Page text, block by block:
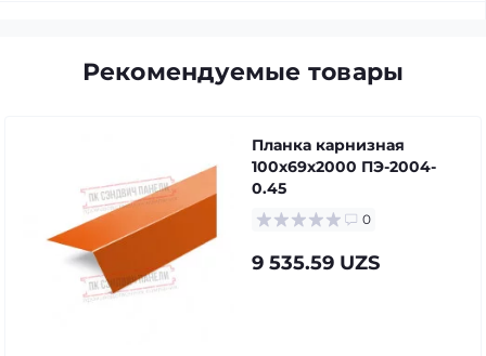
Рекомендуемые товары
Планка карнизная
100х69х2000 ПЭ-2004-
0.45
0
9 535.59 UZS